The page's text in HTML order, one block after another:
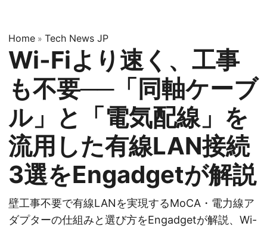
Home » Tech News JP
Wi-Fiより速く、工事
も不要──「同軸ケーブ
ル」と「電気配線」を
流用した有線LAN接続
3選をEngadgetが解説
壁工事不要で有線LANを実現するMoCA・電力線ア
ダプターの仕組みと選び方をEngadgetが解説、Wi-